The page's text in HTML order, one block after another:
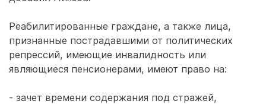
Реабилитированные граждане, а также лица,
признанные пострадавшими от политических
репрессий, имеющие инвалидность или
являющиеся пенсионерами, имеют право на:
- зачет времени содержания под стражей,